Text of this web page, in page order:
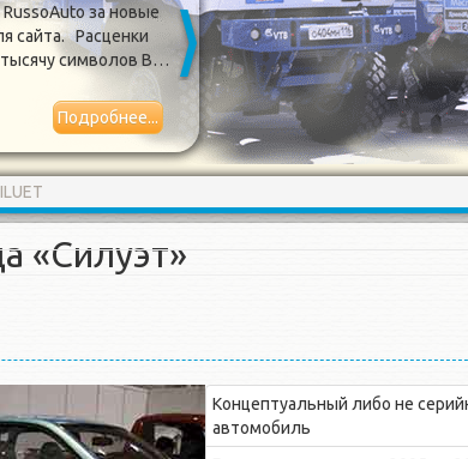
за новые
сайта. Расценки
тысячу символов В…
Подробнее...
RussoAuto.ru
долго и не
был
2017-03-31
«Силуэт»
Концептуальный либо не
автомобиль